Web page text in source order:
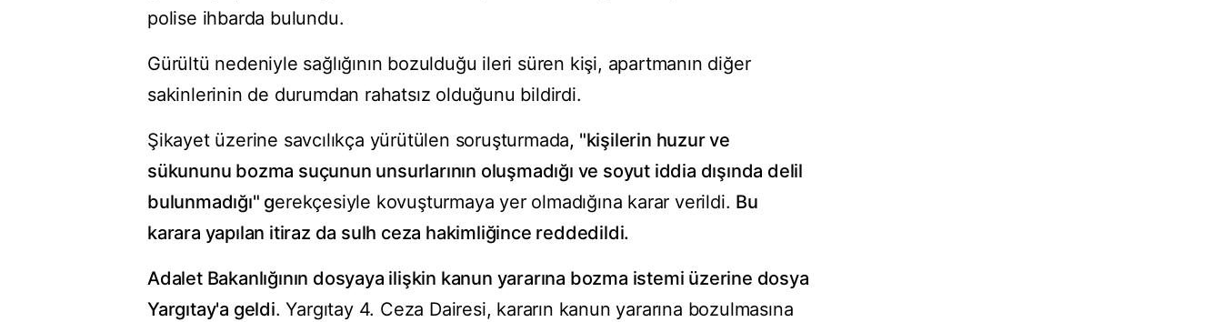
polise ihbarda bulundu.
Gürültü nedeniyle sağlığının bozulduğu ileri süren kişi, apartmanın diğer
sakinlerinin de durumdan rahatsız olduğunu bildirdi.
Şikayet üzerine savcılıkça yürütülen soruşturmada, "kişilerin huzur ve
sükununu bozma suçunun unsurlarının oluşmadığı ve soyut iddia dışında delil
bulunmadığı" gerekçesiyle kovuşturmaya yer olmadığına karar verildi. Bu
karara yapılan itiraz da sulh ceza hakimliğince reddedildi.
Adalet Bakanlığının dosyaya ilişkin kanun yararına bozma istemi üzerine dosya
Yargıtay'a geldi. Yargıtay 4. Ceza Dairesi, kararın kanun yararına bozulmasına